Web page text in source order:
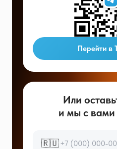
Перейти в
Или
и мы с
🇷🇺